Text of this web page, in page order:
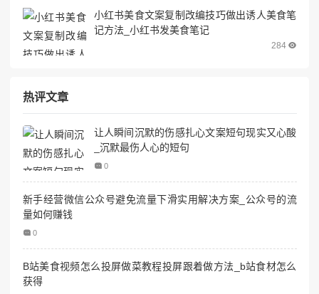
小红书美食文案复制改编技巧做出诱人美食笔
记方法_小红书发美食笔记
284
热评文章
让人瞬间沉默的伤感扎心文案短句现实又心酸
_沉默最伤人心的短句
0
新手经营微信公众号避免流量下滑实用解决方案_公众号的流
量如何赚钱
0
B站美食视频怎么投屏做菜教程投屏跟着做方法_b站食材怎么
获得